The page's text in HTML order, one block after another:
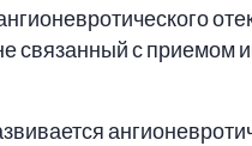
связанный с